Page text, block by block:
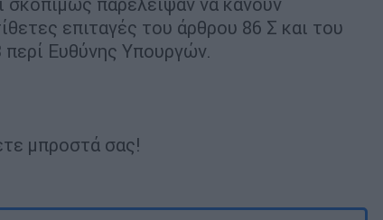
επιταγές του άρθρου 86 Σ και του
Ευθύνης Υπουργών.
μπροστά σας!